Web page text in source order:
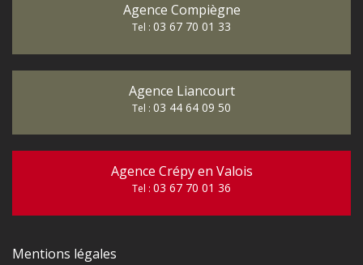
Agence Compiègne
Tel : 03 67 70 01 33
Agence Liancourt
Tel : 03 44 64 09 50
Agence Crépy en Valois
Tel : 03 67 70 01 36
Mentions légales